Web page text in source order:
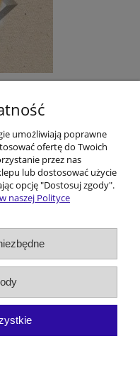
dziejów pewnej
umożliwiają poprawne
ofertę do Twoich
przez nas
lub dostosować użycie
opcję "Dostosuj zgody".
naszej Polityce